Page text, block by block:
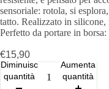
sensoriale: rotola, si
tatto. Realizzato in silicone,
Perfetto da portare in
€15,90
Diminuisci
quantità
Aumenta
quantità